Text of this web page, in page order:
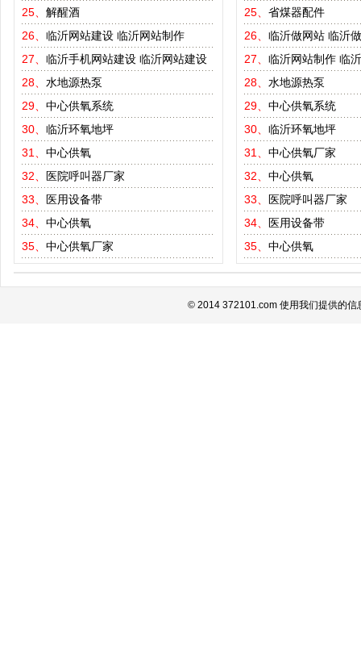
25、 解醒酒
26、 临沂网站建设 临沂网站制作
27、 临沂手机网站建设 临沂网站建设
28、 水地源热泵
29、 中心供氧系统
30、 临沂环氧地坪
31、 中心供氧
32、
医院呼叫器厂家
33、
医用设备带
34、 中心供氧
35、 中心供氧厂家
25、 省煤器配件
26、 临沂做网站 临沂
27、 临沂网站制作 临
28、 水地源热泵
29、 中心供氧系统
30、 临沂环氧地坪
31、 中心供氧厂家
32、 中心供氧
33、
医院呼叫器厂家
34、
医用设备带
35、 中心供氧
© 2014 372101.com 使用我们提供的信